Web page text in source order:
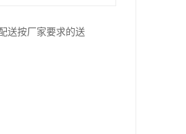
送按厂家要求的送